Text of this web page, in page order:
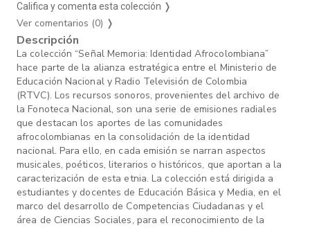
Califica y comenta esta colección ❭
Ver comentarios (0) ❭
Descripción
La colección “Señal Memoria: Identidad Afrocolombiana”
hace parte de la alianza estratégica entre el Ministerio de
Educación Nacional y Radio Televisión de Colombia
(RTVC). Los recursos sonoros, provenientes del archivo de
la Fonoteca Nacional, son una serie de emisiones radiales
que destacan los aportes de las comunidades
afrocolombianas en la consolidación de la identidad
nacional. Para ello, en cada emisión se narran aspectos
musicales, poéticos, literarios o históricos, que aportan a la
caracterización de esta etnia. La colección está dirigida a
estudiantes y docentes de Educación Básica y Media, en el
marco del desarrollo de Competencias Ciudadanas y el
área de Ciencias Sociales, para el reconocimiento de la